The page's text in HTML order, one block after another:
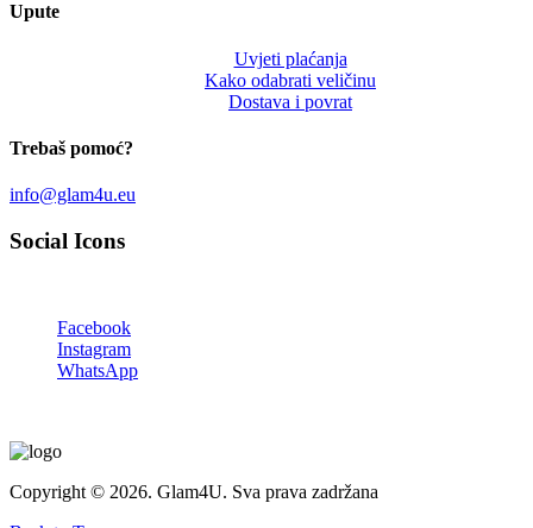
Upute
Uvjeti plaćanja
Kako odabrati veličinu
Dostava i povrat
Trebaš pomoć?
info@glam4u.eu
Social Icons
Facebook
Instagram
WhatsApp
Copyright © 2026. Glam4U. Sva prava zadržana